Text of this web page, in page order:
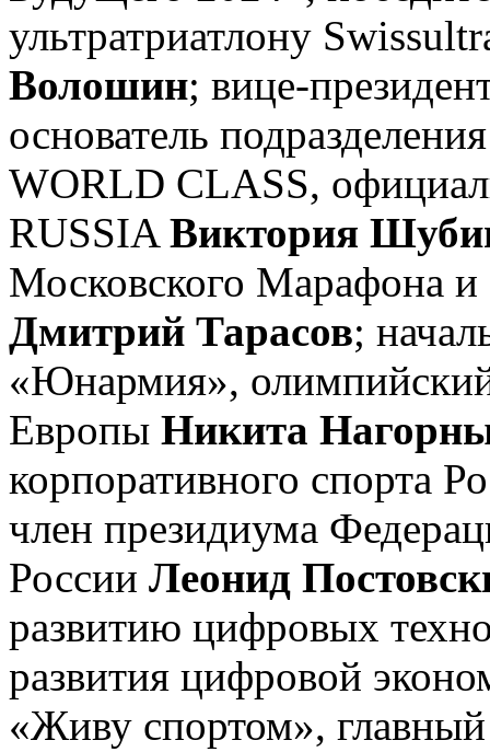
ультратриатлону
Волошин; вице-
основатель
WORLD CLASS,
RUSSIA Виктория
Московского Марафона и
Дмитрий Тарасов;
«Юнармия»,
Европы Никита
корпоративного спорта
член президиума
России Леонид
развитию цифровых
развития цифровой
«Живу спортом», главный